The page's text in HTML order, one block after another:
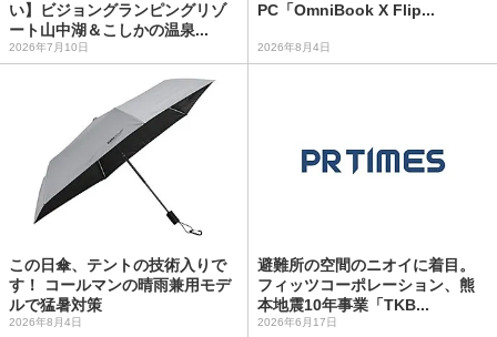
い】ビジョングランピングリゾ
ート山中湖＆こしかの温泉...
2026年7月10日
PC「OmniBook X Flip...
2026年8月4日
この日傘、テントの技術入りで
す！ コールマンの晴雨兼用モデ
ルで猛暑対策
2026年8月4日
避難所の空間のニオイに着目。
フィッツコーポレーション、熊
本地震10年事業「TKB...
2026年6月17日